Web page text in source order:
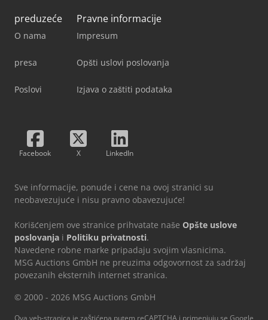
preduzeće
O nama
presa
Poslovi
Pravne informacije
Impresum
Opšti uslovi poslovanja
Izjava o zaštiti podataka
Facebook X LinkedIn
Sve informacije, ponude i cene na ovoj stranici su
neobavezujuće i nisu pravno obavezujuće!
Korišćenjem ove stranice prihvatate naše Opšte uslove
poslovanja i Politiku privatnosti.
Navedene robne marke pripadaju svojim vlasnicima.
MSG Auctions GmbH ne preuzima odgovornost za sadržaj
povezanih eksternih internet stranica.
© 2000 - 2026 MSG Auctions GmbH
Ova veb-stranica je zaštićena putem reCAPTCHA i primenjuju se Google